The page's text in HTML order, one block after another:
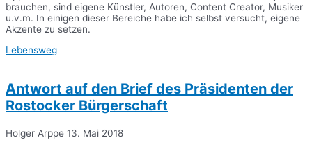
brauchen, sind eigene Künstler, Autoren, Content Creator, Musiker
u.v.m. In einigen dieser Bereiche habe ich selbst versucht, eigene
Akzente zu setzen.
Lebensweg
Antwort auf den Brief des Präsidenten der
Rostocker Bürgerschaft
Holger Arppe 13. Mai 2018